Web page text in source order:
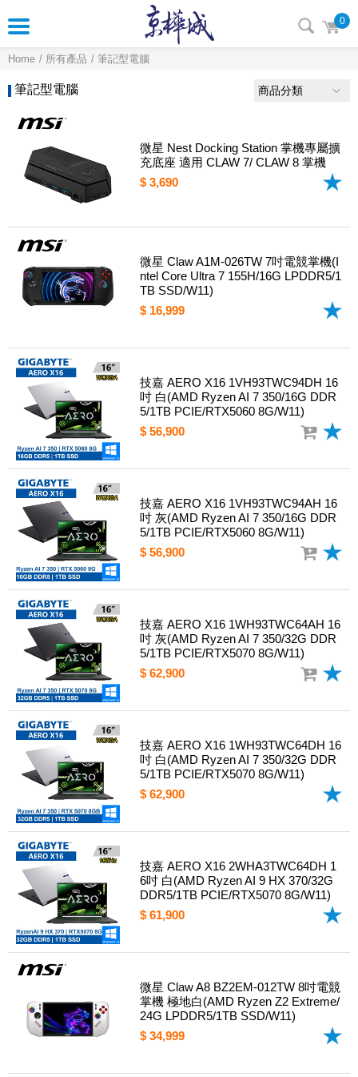
0
Home 所有產品 筆記型電腦
筆記型電腦 商品分類
微星 Nest Docking Station 掌機專屬擴
充底座 適用 CLAW 7/ CLAW 8 掌機
$ 3,690
微星 Claw A1M-026TW 7吋電競掌機(I
ntel Core Ultra 7 155H/16G LPDDR5/1
TB SSD/W11)
$ 16,999
技嘉 AERO X16 1VH93TWC94DH 16
吋 白(AMD Ryzen AI 7 350/16G DDR
5/1TB PCIE/RTX5060 8G/W11)
$ 56,900
技嘉 AERO X16 1VH93TWC94AH 16
吋 灰(AMD Ryzen AI 7 350/16G DDR
5/1TB PCIE/RTX5060 8G/W11)
$ 56,900
技嘉 AERO X16 1WH93TWC64AH 16
吋 灰(AMD Ryzen AI 7 350/32G DDR
5/1TB PCIE/RTX5070 8G/W11)
$ 62,900
技嘉 AERO X16 1WH93TWC64DH 16
吋 白(AMD Ryzen AI 7 350/32G DDR
5/1TB PCIE/RTX5070 8G/W11)
$ 62,900
技嘉 AERO X16 2WHA3TWC64DH 1
6吋 白(AMD Ryzen AI 9 HX 370/32G
DDR5/1TB PCIE/RTX5070 8G/W11)
$ 61,900
微星 Claw A8 BZ2EM-012TW 8吋電競
掌機 極地白(AMD Ryzen Z2 Extreme/
24G LPDDR5/1TB SSD/W11)
$ 34,999